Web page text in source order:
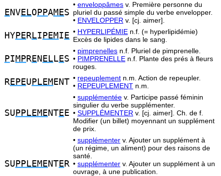
E NVELO PPAMES
• enveloppâmes v. Première personne du
pluriel du passé simple du verbe envelopper.
• ENVELOPPER v. [cj. aimer].
HYPE RLI PEMI E • HYPERLIPÉMIE n.f. (= hyperlipidémie)
Excès de lipides dans le sang.
PI MP RE N EL L ES
• pimprenelles n.f. Pluriel de pimprenelle.
• PIMPRENELLE n.f. Plante des prés à fleurs
rouges.
REPEU PLEM ENT • repeuplement n.m. Action de repeupler.
• REPEUPLEMENT n.m.
SU PPLEME NTE E
• supplémentée v. Participe passé féminin
singulier du verbe supplémenter.
• SUPPLÉMENTER v. [cj. aimer]. Ch. de f.
Modifier (un billet) moyennant un supplément
de prix.
SU PPLEME NTE R
• supplémenter v. Ajouter un supplément à
(un régime, un aliment) pour des raisons de
santé.
• supplémenter v. Ajouter un supplément à un
ouvrage, à une publication.